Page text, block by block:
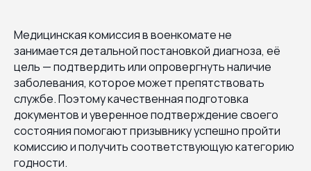
Медицинская комиссия в военкомате не
занимается детальной постановкой диагноза, её
цель — подтвердить или опровергнуть наличие
заболевания, которое может препятствовать
службе. Поэтому качественная подготовка
документов и уверенное подтверждение своего
состояния помогают призывнику успешно пройти
комиссию и получить соответствующую категорию
годности.